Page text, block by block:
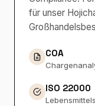
für unser
COA
ISO 22000